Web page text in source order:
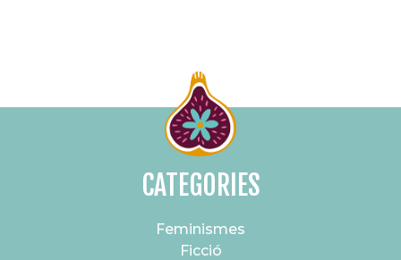
CATEGORIES
Feminismes
Ficció